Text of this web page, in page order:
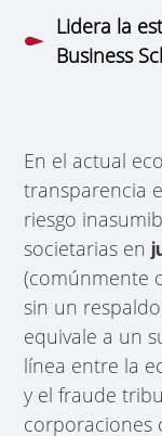
Lidera la
Business
En el actual
transparencia
riesgo
societarias en
(comúnmente
sin un
equivale a un
línea entre la
y el fraude
corporaciones